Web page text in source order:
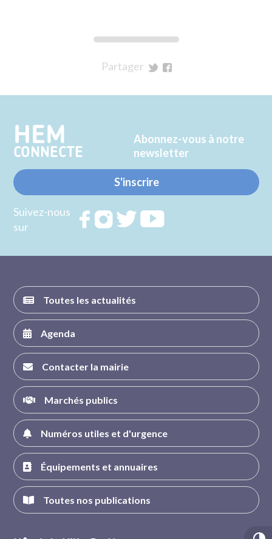
Partager
Twitter
Facebook
HEM
CONNECTE
Abonnez-vous à notre
newsletter
S'inscrire
Suivez-nous
sur
RejoignezRejoignezRejoignez
Toutes les actualités
Agenda
Contacter la mairie
Marchés publics
Numéros utiles et d'urgence
Équipements et annuaires
Toutes nos publications